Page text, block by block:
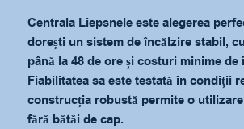
Centrala Liepsnele este alegerea
dorești un sistem de încălzire stabil,
până la 48 de ore și costuri minime de
Fiabilitatea sa este testată în condiții
construcția robustă permite o
fără bătăi de cap.